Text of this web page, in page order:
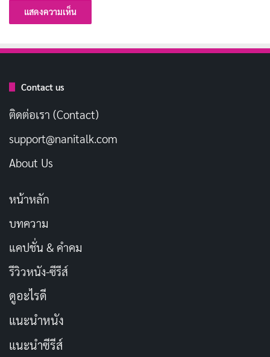
เรื่องราวอื้อฉาวของชมรมเชียร์ลีดเดอร์ของมหาวิทยาลัย
ลีดเดอร์มหาวิทยาลัย ทุกคนต่างแข่งขันกันเพื่อให้ได้
ตำแหน่งนี้มาครอบครอง ด้านมืดในจิตใจของแต่ละคนเริ่ม
สงครามการเชือดเฉือนด้วยความชังจึงเกิดขึ้น จนนำไปสู่
การทำคุณไสย พร้อมกับเหตุการณ์ลี้ลับที่เกิดขึ้นกับสมาชิก
Contact us
ติดต่อเรา (Contact)
support@nanitalk.com
About Us
หน้าหลัก
บทความ
แคปชั่น & คำคม
รีวิวหนัง-ซีรีส์
ดูอะไรดี
แนะนำหนัง
แนะนำซีรีส์